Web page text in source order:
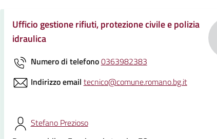
Ufficio gestione rifiuti, protezione civile e polizia
idraulica
Numero di telefono0363982383
Indirizzo email tecnico@comune.romano.bg.it
Stefano Prezioso